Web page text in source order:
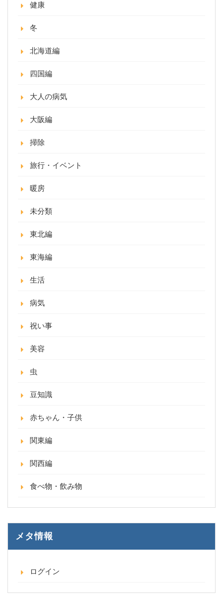
健康
冬
北海道編
四国編
大人の病気
大阪編
掃除
旅行・イベント
暖房
未分類
東北編
東海編
生活
病気
祝い事
美容
虫
豆知識
赤ちゃん・子供
関東編
関西編
食べ物・飲み物
メタ情報
ログイン